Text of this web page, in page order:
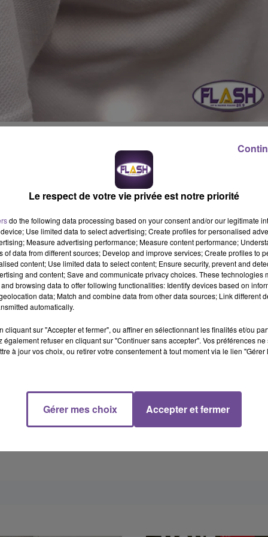
de 21 ans qui transportait deux sacs remplis de
de s'enfuir en cachant la drogue dans un appartement. La
C'est un nouveau coup dur pour le trafic de produits
16 février 2020, une patrouille de la BAC (Brigade Anti
de Beaubreuil. Au moment ou les policiers pénétraient dans
dans les escaliers, porteur de deux sacs en plastique (dont un
de résine de cannabis. A la vue des policiers, il
les deux sacs qui libéraient une forte odeur de cannabis
présente dans un logement. Quelques secondes plus
éléments les policiers ont procédé à l'interpellation des
(représentant 800€) a été découverte. Une perquisition
des deux sacs portés par le mis en cause de 21 ans
des toilettes. Les deux personnes ont été placées en garde à
un rappel à la loi. La garde à vue de l'auteur principal
le mardi 18 février 2020 puis à une présentation au
l'attente de sa comparution immédiate. L'argent était saisi
à 24 mois de prison dont 6 mois avec sursis.
Le respect de votre vie privée est notre priorité
do the following data processing based on your consent and/or our legitimate
Use limited data to select advertising; Create profiles for personalised
Measure advertising performance; Measure content performance;
of data from different sources; Develop and improve services; Create profiles to
content; Use limited data to select content; Ensure security, prevent and
and content; Save and communicate privacy choices. These technologies
browsing data to offer following functionalities: Identify devices based on
data; Match and combine data from other data sources; Link different
automatically.
cliquant sur "Accepter et fermer", ou affiner en sélectionnant les finalités et/ou
également refuser en cliquant sur "Continuer sans accepter". Vos préférences
à jour vos choix, ou retirer votre consentement à tout moment via le lien
Gérer mes choix Accepter et fermer